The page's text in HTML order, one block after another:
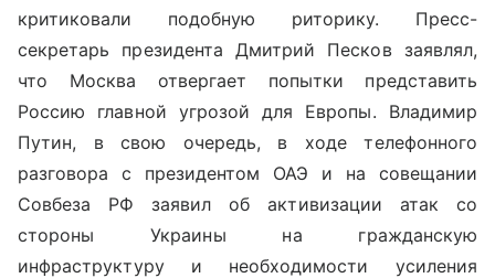
критиковали подобную риторику. Пресс-
секретарь президента Дмитрий Песков заявлял,
что Москва отвергает попытки представить
Россию главной угрозой для Европы. Владимир
Путин, в свою очередь, в ходе телефонного
разговора с президентом ОАЭ и на совещании
Совбеза РФ заявил об активизации атак со
стороны Украины на гражданскую
инфраструктуру и необходимости усиления